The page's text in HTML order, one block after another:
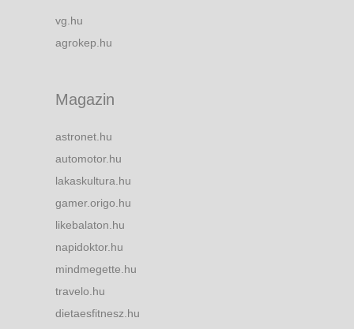
vg.hu
agrokep.hu
Magazin
astronet.hu
automotor.hu
lakaskultura.hu
gamer.origo.hu
likebalaton.hu
napidoktor.hu
mindmegette.hu
travelo.hu
dietaesfitnesz.hu